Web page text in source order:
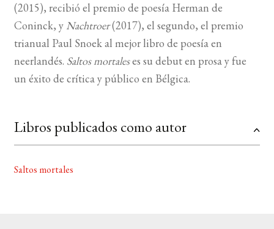
(2015), recibió el premio de poesía Herman de
Coninck, y Nachtroer(2017), el segundo, el premio
trianual Paul Snoek al mejor libro de poesía en
neerlandés. Saltos mortaleses su debut en prosa y fue
un éxito de crítica y público en Bélgica.
Libros publicados como autor
Saltos mortales